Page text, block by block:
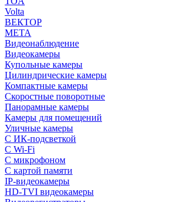
Volta
ВЕКТОР
МЕТА
Видеонаблюдение
Видеокамеры
Купольные камеры
Цилиндрические камеры
Компактные камеры
Скоростные поворотные
Панорамные камеры
Камеры для помещений
Уличные камеры
С ИК-подсветкой
С Wi-Fi
С микрофоном
С картой памяти
IP-видеокамеры
HD-TVI видеокамеры